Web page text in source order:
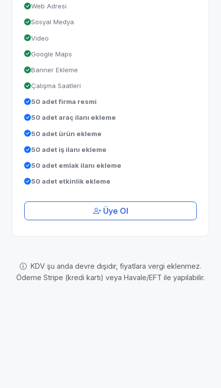
Web Adresi
Sosyal Medya
Video
Google Maps
Banner Ekleme
Çalışma Saatleri
50 adet firma resmi
50 adet araç ilanı ekleme
50 adet ürün ekleme
50 adet iş ilanı ekleme
50 adet emlak ilanı ekleme
50 adet etkinlik ekleme
Üye Ol
KDV şu anda devre dışıdır, fiyatlara vergi eklenmez.
Ödeme Stripe (kredi kartı) veya Havale/EFT ile yapılabilir.